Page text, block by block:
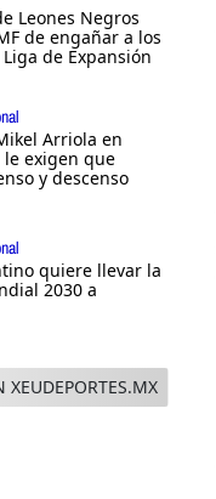
Leones Negros
de engañar a los
de Expansión
Arriola en
exigen que
y descenso
quiere llevar la
2030 a
XEUDEPORTES.MX